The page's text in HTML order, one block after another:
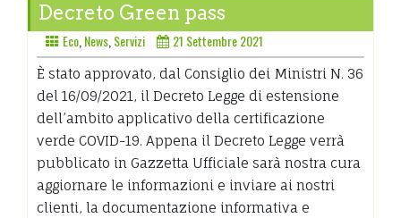
Decreto Green pass
Eco News Servizi 21 Settembre 2021
È stato approvato, dal Consiglio dei Ministri N. 36
del 16/09/2021, il Decreto Legge di estensione
dell’ambito applicativo della certificazione
verde COVID-19. Appena il Decreto Legge verrà
pubblicato in Gazzetta Ufficiale sarà nostra cura
aggiornare le informazioni e inviare ai nostri
clienti, la documentazione informativa e